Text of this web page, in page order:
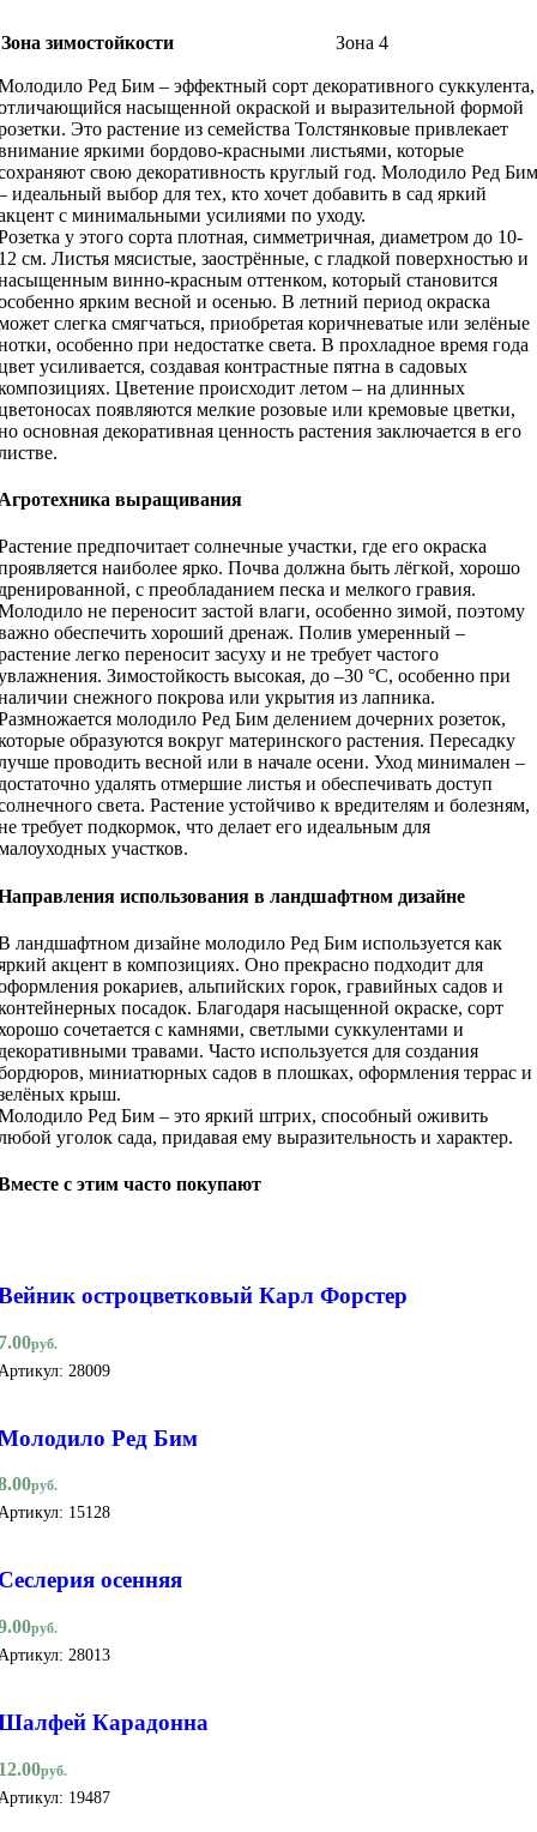
Зона зимостойкости Зона 4
Ред Бим – эффектный сорт декоративного суккулента,
насыщенной окраской и выразительной формой
Это растение из семейства Толстянковые привлекает
яркими бордово-красными листьями, которые
свою декоративность круглый год. Молодило Ред Бим
идеальный выбор для тех, кто хочет добавить в сад яркий
с минимальными усилиями по уходу.
у этого сорта плотная, симметричная, диаметром до 10-
см. Листья мясистые, заострённые, с гладкой поверхностью и
винно-красным оттенком, который становится
ярким весной и осенью. В летний период окраска
слегка смягчаться, приобретая коричневатые или зелёные
особенно при недостатке света. В прохладное время года
усиливается, создавая контрастные пятна в садовых
Цветение происходит летом – на длинных
появляются мелкие розовые или кремовые цветки,
основная декоративная ценность растения заключается в его
выращивания
предпочитает солнечные участки, где его окраска
наиболее ярко. Почва должна быть лёгкой, хорошо
с преобладанием песка и мелкого гравия.
не переносит застой влаги, особенно зимой, поэтому
обеспечить хороший дренаж. Полив умеренный –
легко переносит засуху и не требует частого
Зимостойкость высокая, до –30 °C, особенно при
снежного покрова или укрытия из лапника.
молодило Ред Бим делением дочерних розеток,
образуются вокруг материнского растения. Пересадку
проводить весной или в начале осени. Уход минимален –
удалять отмершие листья и обеспечивать доступ
света. Растение устойчиво к вредителям и болезням,
требует подкормок, что делает его идеальным для
участков.
использования в ландшафтном дизайне
ландшафтном дизайне молодило Ред Бим используется как
акцент в композициях. Оно прекрасно подходит для
рокариев, альпийских горок, гравийных садов и
посадок. Благодаря насыщенной окраске, сорт
сочетается с камнями, светлыми суккулентами и
травами. Часто используется для создания
миниатюрных садов в плошках, оформления террас и
крыш.
Ред Бим – это яркий штрих, способный оживить
уголок сада, придавая ему выразительность и характер.
с этим часто покупают
остроцветковый Карл Форстер
руб.
28009
Ред Бим
руб.
15128
осенняя
руб.
28013
Карадонна
руб.
19487